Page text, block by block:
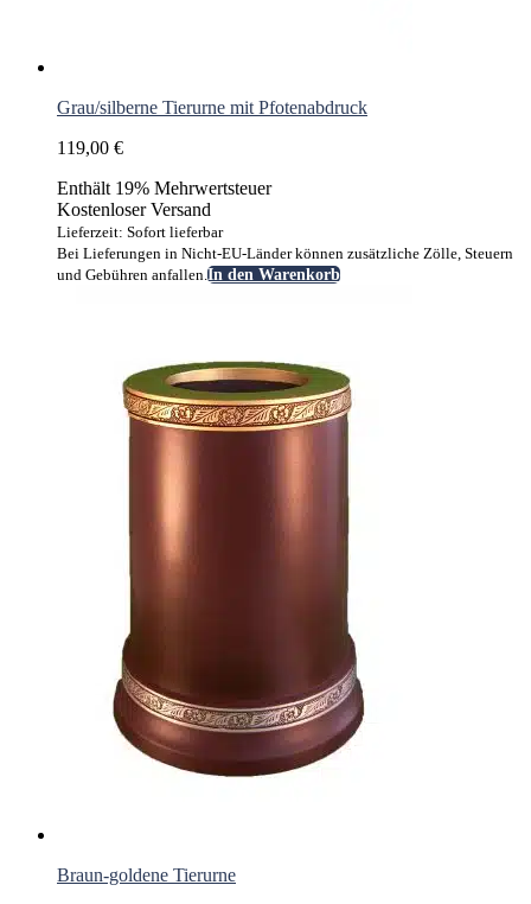
Grau/silberne Tierurne mit Pfotenabdruck
119,00 €
Enthält 19% Mehrwertsteuer
Kostenloser Versand
Lieferzeit: Sofort lieferbar
Bei Lieferungen in Nicht-EU-Länder können zusätzliche Zölle, Steuern
und Gebühren anfallen.In den Warenkorb
Braun-goldene Tierurne